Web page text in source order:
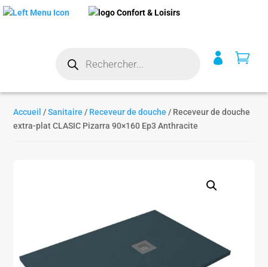
produits
 
Accueil /Sanitaire / Receveur de douche / Receveur de douche
extra-plat CLASIC Pizarra 90×160 Ep3 Anthracite